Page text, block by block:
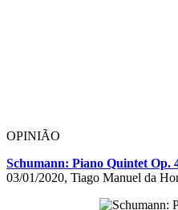
OPINIÃO
Schumann: Piano Quintet Op.
03/01/2020, Tiago Manuel da